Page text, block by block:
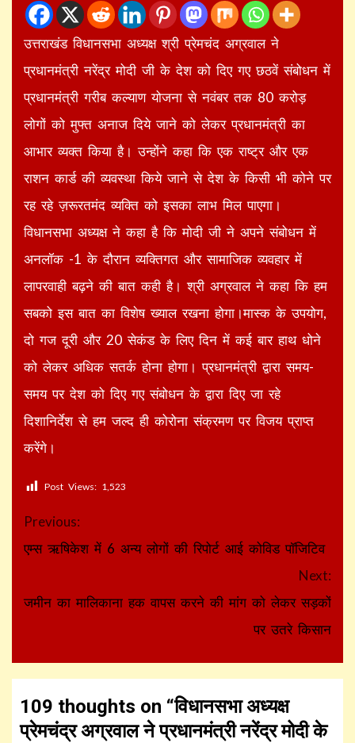
उत्तराखंड विधानसभा अध्यक्ष श्री प्रेमचंद अग्रवाल ने
प्रधानमंत्री नरेंद्र मोदी जी के देश को दिए गए छठवें संबोधन में
प्रधानमंत्री गरीब कल्याण योजना से नवंबर तक 80 करोड़
लोगों को मुफ्त अनाज दिये जाने को लेकर प्रधानमंत्री का
आभार व्यक्त किया है। उन्होंने कहा कि एक राष्ट्र और एक
राशन कार्ड की व्यवस्था किये जाने से देश के किसी भी कोने पर
रह रहे ज़रूरतमंद व्यक्ति को इसका लाभ मिल पाएगा।
विधानसभा अध्यक्ष ने कहा है कि मोदी जी ने अपने संबोधन में
अनलॉक -1 के दौरान व्यक्तिगत और सामाजिक व्यवहार में
लापरवाही बढ़ने की बात कही है। श्री अग्रवाल ने कहा कि हम
सबको इस बात का विशेष ख्याल रखना होगा।मास्क के उपयोग,
दो गज दूरी और 20 सेकंड के लिए दिन में कई बार हाथ धोने
को लेकर अधिक सतर्क होना होगा। प्रधानमंत्री द्वारा समय-
समय पर देश को दिए गए संबोधन के द्वारा दिए जा रहे
दिशानिर्देश से हम जल्द ही कोरोना संक्रमण पर विजय प्राप्त
करेंगे।
Post Views: 1,523
Continue
Reading
Previous:
एम्स ऋषिकेश में 6 अन्य लोगों की रिपोर्ट आई कोविड पाॅजिटिव
Next:
जमीन का मालिकाना हक वापस करने की मांग को लेकर सड़कों
पर उतरे किसान
109 thoughts on “विधानसभा अध्यक्ष
प्रेमचंद्र अग्रवाल ने प्रधानमंत्री नरेंद्र मोदी के